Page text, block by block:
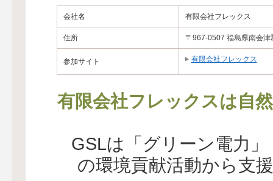
会社名 有限会社フレックス
住所 〒967-0507 福島県南会
参加サイト 有限会社フレックス
有限会社フレックスは自
GSLは「グリーン電力
の環境貢献活動から支